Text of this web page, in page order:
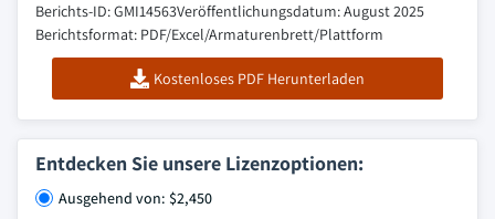
Berichts-ID: GMI14563Veröffentlichungsdatum: August 2025
Berichtsformat: PDF/Excel/Armaturenbrett/Plattform
Kostenloses PDF Herunterladen
Entdecken Sie unsere Lizenzoptionen:
Ausgehend von: $2,450